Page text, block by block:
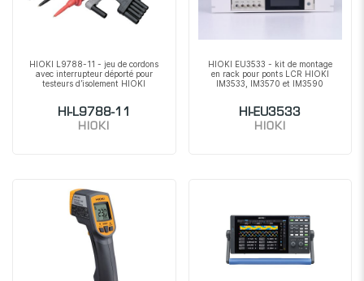
HIOKI L9788-11 - jeu de cordons
avec interrupteur déporté pour
testeurs d’isolement HIOKI
HI-L9788-11
HIOKI
HIOKI EU3533 - kit de montage
en rack pour ponts LCR HIOKI
IM3533, IM3570 et IM3590
HI-EU3533
HIOKI